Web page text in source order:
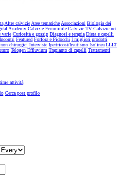
Altre calvizieAree tematicheAssociazioni Biologia dei
Academy Calvizie Femminile Calvizie TV Calvizie.net
varie Curiosità e gossip Diagnosi e terapia Dieta e capelli
Featured Forfora e Pidocchi I migliori prodotti
chirurgici Interviste Ipertricosi/Irsutismo Isolinea LLLT
Telogen Effluvium Trapianto di capelli Trattamenti
attività
Cerca post profilo